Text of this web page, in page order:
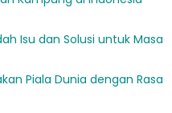
Isu dan Solusi untuk Masa
Piala Dunia dengan Rasa